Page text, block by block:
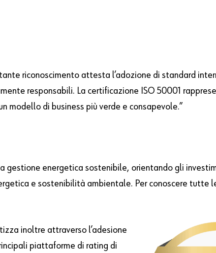
riconoscimento attesta l’adozione di standard
responsabili. La certificazione ISO 50001
modello di business più verde e consapevole.”
gestione energetica sostenibile, orientando gli
e sostenibilità ambientale. Per conoscere tutte
inoltre attraverso l’adesione
piattaforme di rating di